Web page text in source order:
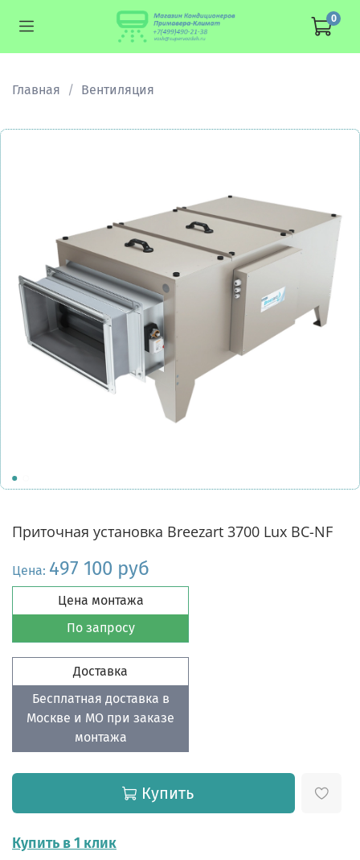
0
Главная Вентиляция
Приточная установка Breezart 3700 Lux BC-NF
Цена: 497 100 руб
Цена монтажа
По запросу
Доставка
Бесплатная доставка в
Москве и МО при заказе
монтажа
Купить
Купить в 1 клик